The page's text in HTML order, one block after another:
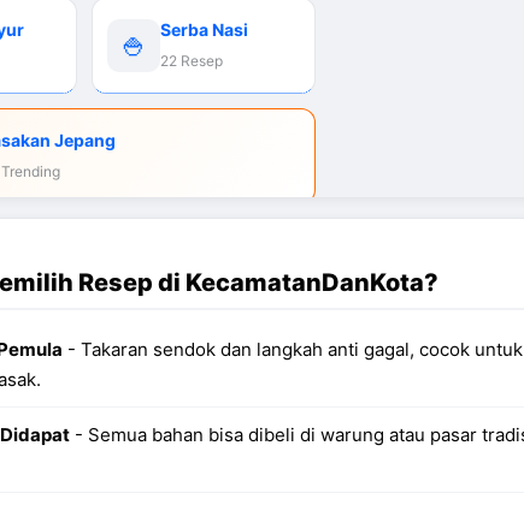
🍚 Serba Nasi
22 Resep
Jepang
Resep di KecamatanDanKota?
- Takaran sendok dan langkah anti gagal, cocok
- Semua bahan bisa dibeli di warung atau pasar